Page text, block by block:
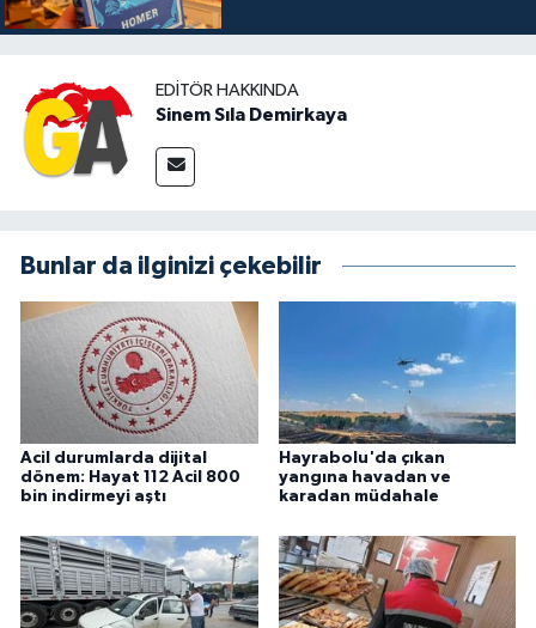
EDITÖR HAKKINDA
Sinem Sıla Demirkaya
Bunlar da ilginizi çekebilir
Acil durumlarda dijital
dönem: Hayat 112 Acil 800
bin indirmeyi aştı
Hayrabolu'da çıkan
yangına havadan ve
karadan müdahale